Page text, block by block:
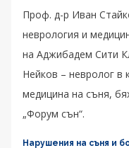
Проф. д-р Иван
неврология и
на Аджибадем Сити
Нейков – невролог в
медицина на съня,
„Форум сън“.
Нарушения на съня и